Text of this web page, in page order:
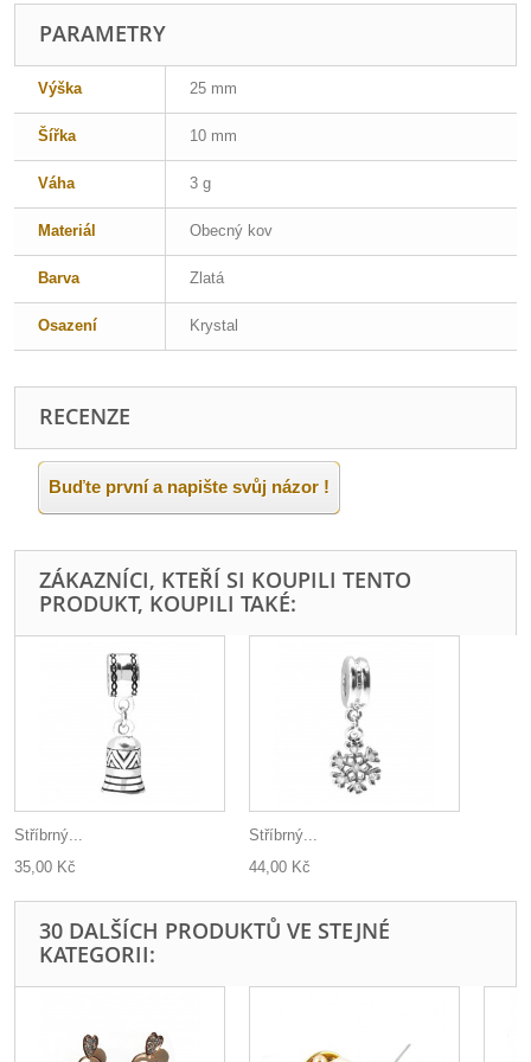
PARAMETRY
Výška 25 mm
Šířka 10 mm
Váha 3 g
Materiál Obecný kov
Barva Zlatá
Osazení Krystal
RECENZE
Buďte první a napište svůj názor !
ZÁKAZNÍCI, KTEŘÍ SI KOUPILI TENTO
PRODUKT, KOUPILI TAKÉ:
Stříbrný...
35,00 Kč
Stříbrný...
44,00 Kč
30 DALŠÍCH PRODUKTŮ VE STEJNÉ
KATEGORII: